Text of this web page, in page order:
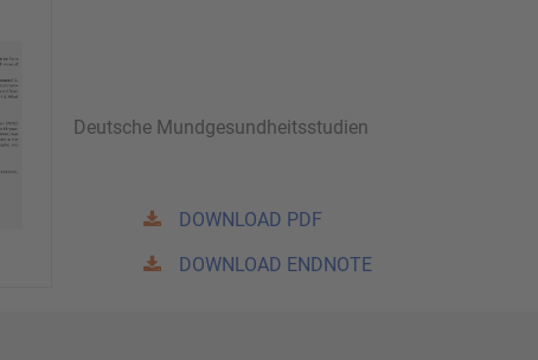
Deutsche Mundgesundheitsstudien
DOWNLOAD PDF
DOWNLOAD ENDNOTE